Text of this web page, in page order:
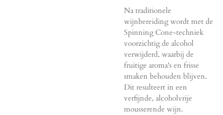
Na traditionele
wijnbereiding wordt met de
Spinning Cone-techniek
voorzichtig de alcohol
verwijderd, waarbij de
fruitige aroma's en frisse
smaken behouden blijven.
Dit resulteert in een
verfijnde, alcoholvrije
mousserende wijn.